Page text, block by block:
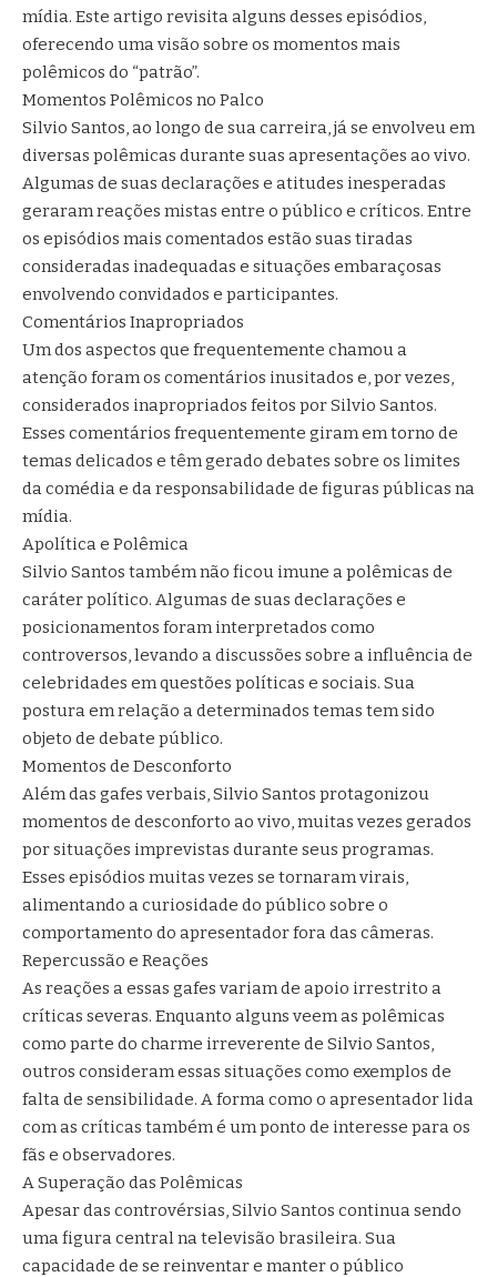
mídia. Este artigo revisita alguns desses episódios,
oferecendo uma visão sobre os momentos mais
polêmicos do “patrão”.
Momentos Polêmicos no Palco
Silvio Santos, ao longo de sua carreira, já se envolveu em
diversas polêmicas durante suas apresentações ao vivo.
Algumas de suas declarações e atitudes inesperadas
geraram reações mistas entre o público e críticos. Entre
os episódios mais comentados estão suas tiradas
consideradas inadequadas e situações embaraçosas
envolvendo convidados e participantes.
Comentários Inapropriados
Um dos aspectos que frequentemente chamou a
atenção foram os comentários inusitados e, por vezes,
considerados inapropriados feitos por Silvio Santos.
Esses comentários frequentemente giram em torno de
temas delicados e têm gerado debates sobre os limites
da comédia e da responsabilidade de figuras públicas na
mídia.
Apolítica e Polêmica
Silvio Santos também não ficou imune a polêmicas de
caráter político. Algumas de suas declarações e
posicionamentos foram interpretados como
controversos, levando a discussões sobre a influência de
celebridades em questões políticas e sociais. Sua
postura em relação a determinados temas tem sido
objeto de debate público.
Momentos de Desconforto
Além das gafes verbais, Silvio Santos protagonizou
momentos de desconforto ao vivo, muitas vezes gerados
por situações imprevistas durante seus programas.
Esses episódios muitas vezes se tornaram virais,
alimentando a curiosidade do público sobre o
comportamento do apresentador fora das câmeras.
Repercussão e Reações
As reações a essas gafes variam de apoio irrestrito a
críticas severas. Enquanto alguns veem as polêmicas
como parte do charme irreverente de Silvio Santos,
outros consideram essas situações como exemplos de
falta de sensibilidade. A forma como o apresentador lida
com as críticas também é um ponto de interesse para os
fãs e observadores.
A Superação das Polêmicas
Apesar das controvérsias, Silvio Santos continua sendo
uma figura central na televisão brasileira. Sua
capacidade de se reinventar e manter o público